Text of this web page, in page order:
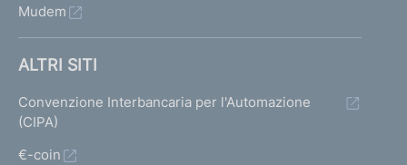
Mudem
ALTRI SITI
Convenzione Interbancaria per l'Automazione
(CIPA)
€-coin